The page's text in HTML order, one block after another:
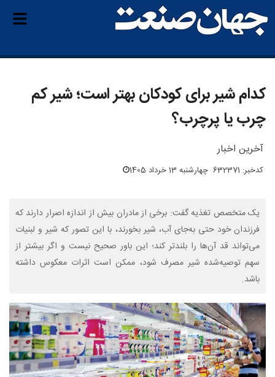
کدام شیر برای کودکان بهتر است؛ شیر کم
چرب یا پرچرب؟
آخرین اخبار
کدخبر: 632371 چهارشنبه 13 خرداد 1405
یک متخصص تغذیه گفت: برخی از مادران بیش از اندازه اصرار دارند که
فرزندان خود حتی به‌جای آب، شیر بخورند، با این تصور که شیر و لبنیات
می‌تواند قد آن‌ها را بلندتر کند؛ این باور صحیح نیست و اگر بیشتر از
سهم توصیه‌شده شیر مصرف شود، ممکن است اثرات معکوس داشته
باشد.